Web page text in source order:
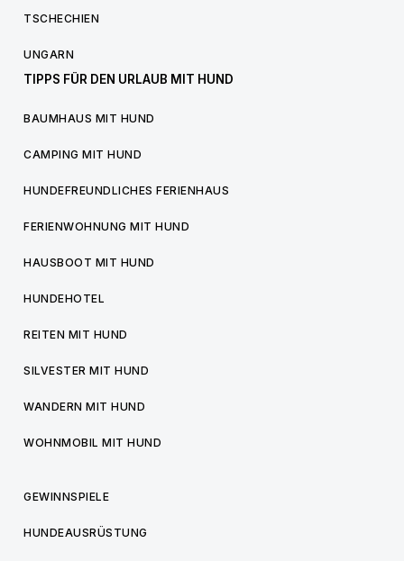
TSCHECHIEN
UNGARN
TIPPS FÜR DEN URLAUB MIT HUND
BAUMHAUS MIT HUND
CAMPING MIT HUND
HUNDEFREUNDLICHES FERIENHAUS
FERIENWOHNUNG MIT HUND
HAUSBOOT MIT HUND
HUNDEHOTEL
REITEN MIT HUND
SILVESTER MIT HUND
WANDERN MIT HUND
WOHNMOBIL MIT HUND
GEWINNSPIELE
HUNDEAUSRÜSTUNG